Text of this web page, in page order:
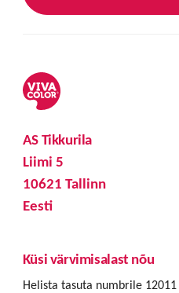
AS Tikkurila
Liimi 5
10621 Tallinn
Eesti
Küsi värvimisalast nõu
Helista tasuta numbrile 12011